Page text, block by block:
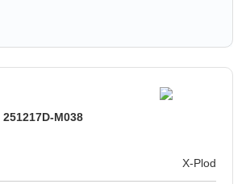
251217D-M038
X-Plod